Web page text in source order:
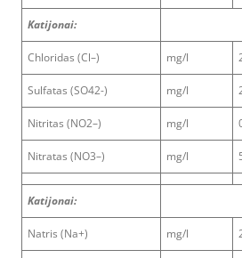
Katijonai:
Chloridas (Cl–) mg/l
Sulfatas (SO42-) mg/l
Nitritas (NO2–) mg/l
Nitratas (NO3–) mg/l
Katijonai:
Natris (Na+) mg/l